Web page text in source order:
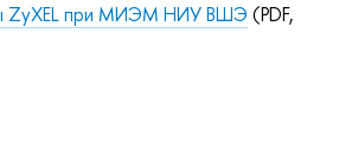
ZyXEL при МИЭМ НИУ ВШЭ (PDF,